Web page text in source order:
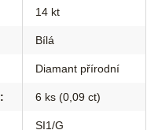
14 kt
Bílá
Diamant přírodní
: 6 ks (0,09 ct)
SI1/G